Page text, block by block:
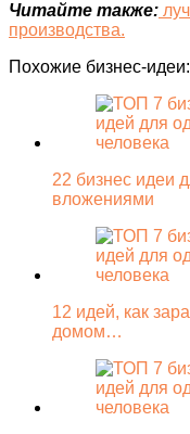
Читайте также:
производства.
Похожие бизнес-идеи:
22 бизнес идеи
вложениями
12 идей, как
домом…